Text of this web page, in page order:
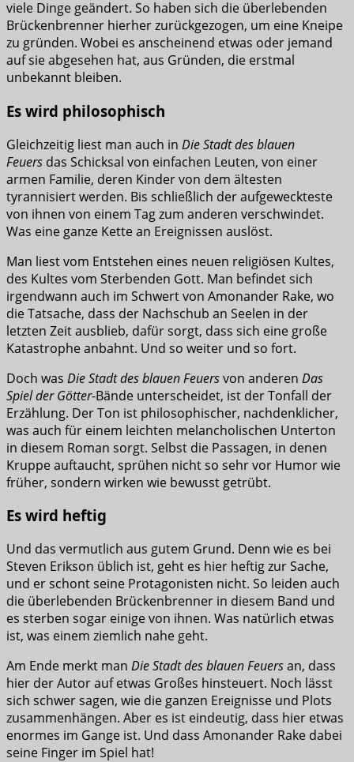
viele Dinge geändert. So haben sich die überlebenden
Brückenbrenner hierher zurückgezogen, um eine Kneipe
zu gründen. Wobei es anscheinend etwas oder jemand
auf sie abgesehen hat, aus Gründen, die erstmal
unbekannt bleiben.
Es wird philosophisch
Gleichzeitig liest man auch in Die Stadt des blauen
Feuers das Schicksal von einfachen Leuten, von einer
armen Familie, deren Kinder von dem ältesten
tyrannisiert werden. Bis schließlich der aufgeweckteste
von ihnen von einem Tag zum anderen verschwindet.
Was eine ganze Kette an Ereignissen auslöst.
Man liest vom Entstehen eines neuen religiösen Kultes,
des Kultes vom Sterbenden Gott. Man befindet sich
irgendwann auch im Schwert von Amonander Rake, wo
die Tatsache, dass der Nachschub an Seelen in der
letzten Zeit ausblieb, dafür sorgt, dass sich eine große
Katastrophe anbahnt. Und so weiter und so fort.
Doch was Die Stadt des blauen Feuersvon anderen Das
Spiel der Götter-Bände unterscheidet, ist der Tonfall der
Erzählung. Der Ton ist philosophischer, nachdenklicher,
was auch für einem leichten melancholischen Unterton
in diesem Roman sorgt. Selbst die Passagen, in denen
Kruppe auftaucht, sprühen nicht so sehr vor Humor wie
früher, sondern wirken wie bewusst getrübt.
Es wird heftig
Und das vermutlich aus gutem Grund. Denn wie es bei
Steven Erikson üblich ist, geht es hier heftig zur Sache,
und er schont seine Protagonisten nicht. So leiden auch
die überlebenden Brückenbrenner in diesem Band und
es sterben sogar einige von ihnen. Was natürlich etwas
ist, was einem ziemlich nahe geht.
Am Ende merkt man Die Stadt des blauen Feuersan, dass
hier der Autor auf etwas Großes hinsteuert. Noch lässt
sich schwer sagen, wie die ganzen Ereignisse und Plots
zusammenhängen. Aber es ist eindeutig, dass hier etwas
enormes im Gange ist. Und dass Amonander Rake dabei
seine Finger im Spiel hat!